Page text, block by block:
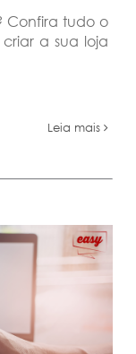
Confira tudo o
a sua loja
Leia mais